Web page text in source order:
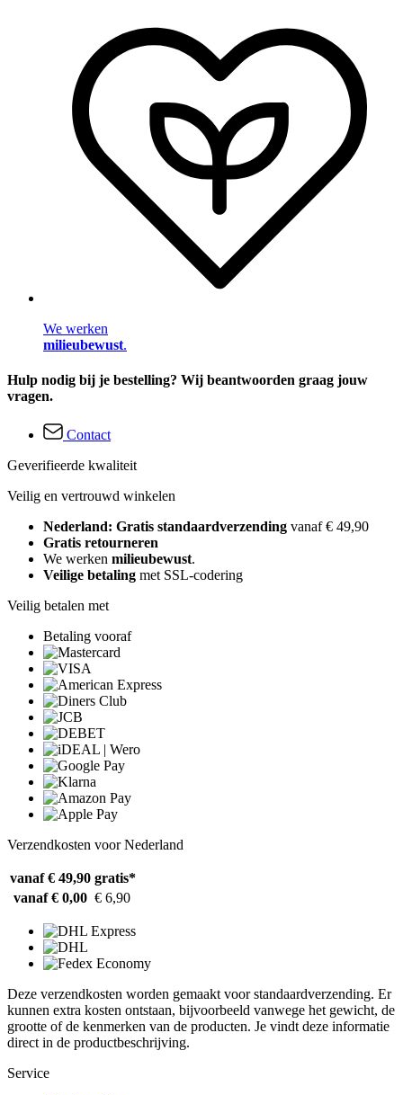
We werken
milieubewust.
Hulp nodig bij je bestelling? Wij beantwoorden graag jouw
vragen.
Contact
Geverifieerde kwaliteit
Veilig en vertrouwd winkelen
Nederland: Gratis standaardverzending vanaf € 49,90
Gratis retourneren
We werken milieubewust.
Veilige betaling met SSL-codering
Veilig betalen met
Betaling vooraf
Verzendkosten voor Nederland
vanaf € 49,90 gratis*
vanaf € 0,00 € 6,90
Deze verzendkosten worden gemaakt voor standaardverzending. Er
kunnen extra kosten ontstaan, bijvoorbeeld vanwege het gewicht, de
grootte of de kenmerken van de producten. Je vindt deze informatie
direct in de productbeschrijving.
Service